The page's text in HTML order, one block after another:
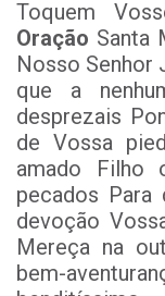
Toquem
Oração Santa
Nosso Senhor
que a
desprezais
de Vossa
amado Filho
pecados
devoção
Mereça na
bem-